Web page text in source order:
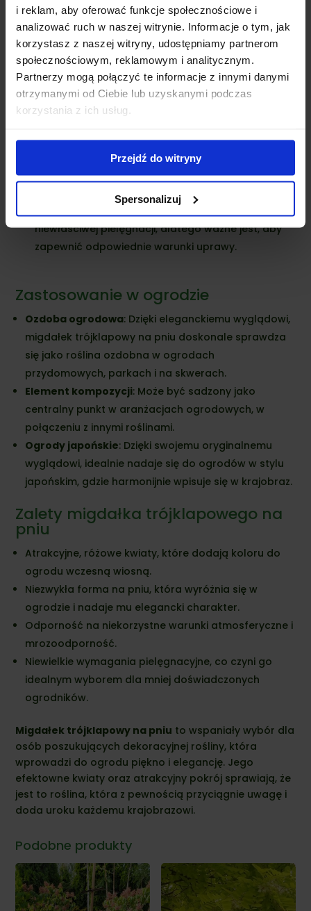
i reklam, aby oferować funkcje społecznościowe i
analizować ruch w naszej witrynie. Informacje o tym, jak
korzystasz z naszej witryny, udostępniamy partnerom
społecznościowym, reklamowym i analitycznym.
Partnerzy mogą połączyć te informacje z innymi danymi
otrzymanymi od Ciebie lub uzyskanymi podczas
korzystania z ich usług.
Przejdź do witryny
Spersonalizuj
wzrost oraz kwitnienie.
Podlewanie: W okresach suszy, szczególnie w
pierwszych latach po posadzeniu, warto regularnie
podlewać, aby wspierać ukorzenienie.
Choroby i szkodniki
Migdałek trójklapowy na pniu
choroby, ale może być narażony na:
: Atakują młode pędy i liście, można je
zwalczać środkami owadobójczymi lub
naturalnymi metodami, takimi jak opryski mydlane.
niewłaściwej pielęgnacji, dlatego ważne jest, aby
zapewnić odpowiednie warunki uprawy.
Zastosowanie w ogrodzie
Ozdoba ogrodowa: Dzięki eleganckiemu wyglądowi,
migdałek trójklapowy na pniu doskonale sprawdza
się jako roślina ozdobna w ogrodach
przydomowych, parkach i na skwerach.
Element kompozycji: Może być sadzony jako
centralny punkt w aranżacjach ogrodowych, w
połączeniu z innymi roślinami.
Ogrody japońskie: Dzięki swojemu oryginalnemu
wyglądowi, idealnie nadaje się do ogrodów w stylu
japońskim, gdzie harmonijnie wpisuje się w krajobraz.
Zalety migdałka trójklapowego na
pniu
Atrakcyjne, różowe kwiaty, które dodają koloru do
ogrodu wczesną wiosną.
Niezwykła forma na pniu, która wyróżnia się w
ogrodzie i nadaje mu elegancki charakter.
Odporność na niekorzystne warunki atmosferyczne i
mrozoodporność.
Niewielkie wymagania pielęgnacyjne, co czyni go
idealnym wyborem dla mniej doświadczonych
ogrodników.
Migdałek trójklapowy na pniu to wspaniały wybór dla
osób poszukujących dekoracyjnej rośliny, która
wprowadzi do ogrodu piękno i elegancję. Jego
efektowne kwiaty oraz atrakcyjny pokrój sprawiają, że
jest to roślina, która z pewnością przyciągnie uwagę i
doda uroku każdemu krajobrazowi.
Podobne produkty